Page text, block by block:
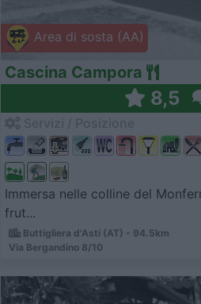
Area di sosta (AA)
Cascina Campora
8,5
Immersa nelle colline del
frut...
Buttigliera d'Asti (AT) - 94.5km
Via Bergandino 8/10